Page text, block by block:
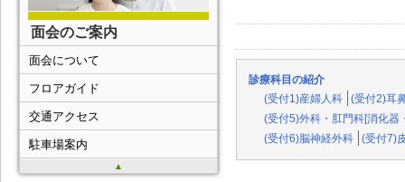
診療科目の紹介
(受付1)産婦人科
(受付2)耳
(受付5)外科・肛門科[消化器
(受付6)脳神経外科
(受付7)
面会のご案内
▲
面会について
フロアガイド
交通アクセス
駐車場案内